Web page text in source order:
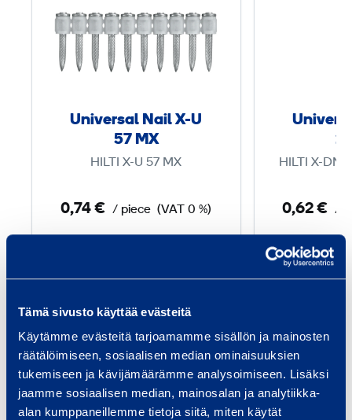
Tämä sivusto käyttää evästeitä
Käytämme evästeitä tarjoamamme sisällön ja mainosten
räätälöimiseen, sosiaalisen median ominaisuuksien
tukemiseen ja kävijämäärämme analysoimiseen. Lisäksi
jaamme sosiaalisen median, mainosalan ja analytiikka-
alan kumppaneillemme tietoja siitä, miten käytät
i
v
e
s
a
i
l
-
7
X
Universal Nail X-U
57 MX
HILTI X-U 57 MX
0,74 € / piece (VAT 0 %)
HILTI X-DNI
0,62 € /
Services